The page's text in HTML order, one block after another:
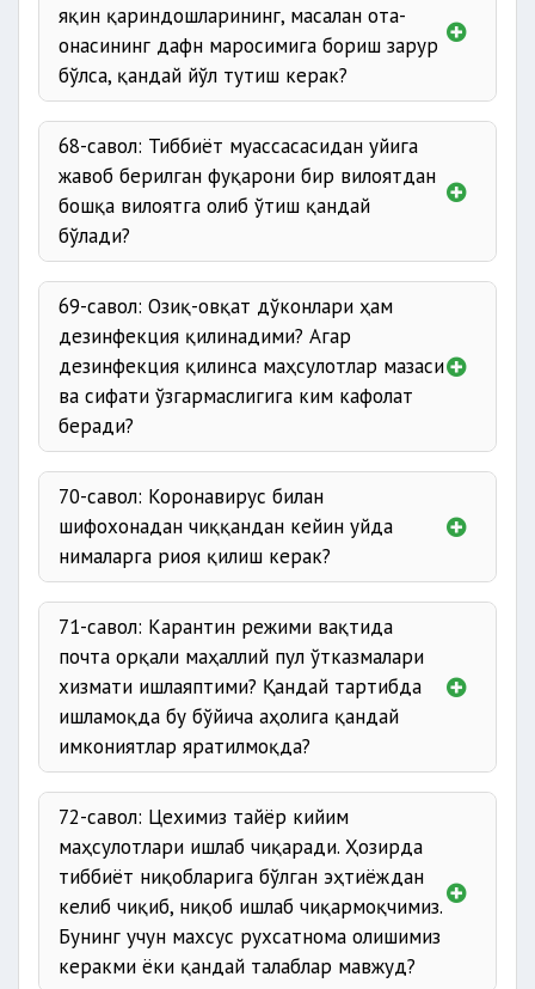
яқин қариндошларининг, масалан ота-
онасининг дафн маросимига бориш зарур
бўлса, қандай йўл тутиш керак?
68-савол: Тиббиёт муассасасидан уйига
жавоб берилган фуқарони бир вилоятдан
бошқа вилоятга олиб ўтиш қандай
бўлади?
69-савол: Озиқ-овқат дўконлари ҳам
дезинфекция қилинадими? Агар
дезинфекция қилинса маҳсулотлар мазаси
ва сифати ўзгармаслигига ким кафолат
беради?
70-савол: Коронавирус билан
шифохонадан чиққандан кейин уйда
нималарга риоя қилиш керак?
71-савол: Карантин режими вақтида
почта орқали маҳаллий пул ўтказмалари
хизмати ишлаяптими? Қандай тартибда
ишламоқда бу бўйича аҳолига қандай
имкониятлар яратилмоқда?
72-савол: Цехимиз тайёр кийим
маҳсулотлари ишлаб чиқаради. Ҳозирда
тиббиёт ниқобларига бўлган эҳтиёждан
келиб чиқиб, ниқоб ишлаб чиқармоқчимиз.
Бунинг учун махсус рухсатнома олишимиз
керакми ёки қандай талаблар мавжуд?